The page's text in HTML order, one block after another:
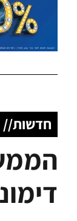
חדשות//